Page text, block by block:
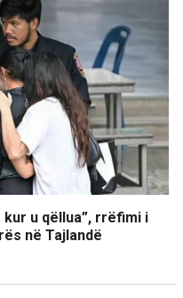
u qëllua”, rrëfimi i
në Tajlandë